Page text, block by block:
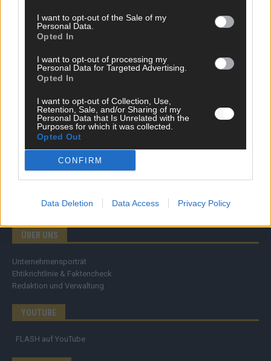
I want to opt-out of the Sale of my
Personal Data.
Opted In
I want to opt-out of processing my
Personal Data for Targeted Advertising.
Opted In
I want to opt-out of Collection, Use,
Retention, Sale, and/or Sharing of my
Personal Data that Is Unrelated with the
Purposes for which it was collected.
Opted Out
CONFIRM
Data Deletion Data Access Privacy Policy
Wirtschaft
Wissen
Kommentar
Eurovision
FLASH – DAS VIDEOPORTAL
ÜBER UNS
Unternehmensporträt
Ehtikrichtlinie & Faktencheck
Redaktion und Verwaltung
YOUTUBE
FLASH auf YouTube